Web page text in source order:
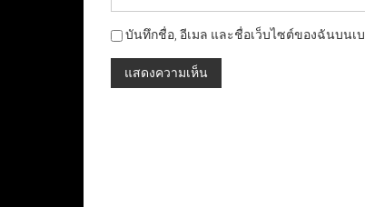
บันทึกชื่อ, อีเมล และชื่อเว็บไซต์ของฉันบนเ